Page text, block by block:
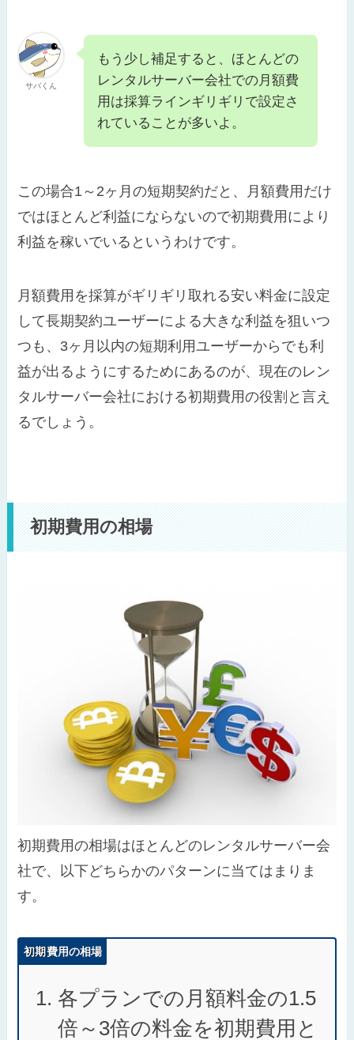
サバくん
もう少し補足すると、ほとんどの
レンタルサーバー会社での月額費
用は採算ラインギリギリで設定さ
れていることが多いよ。
この場合1～2ヶ月の短期契約だと、月額費用だけ
ではほとんど利益にならないので初期費用により
利益を稼いでいるというわけです。
月額費用を採算がギリギリ取れる安い料金に設定
して長期契約ユーザーによる大きな利益を狙いつ
つも、3ヶ月以内の短期利用ユーザーからでも利
益が出るようにするためにあるのが、現在のレン
タルサーバー会社における初期費用の役割と言え
るでしょう。
初期費用の相場
初期費用の相場はほとんどのレンタルサーバー会
社で、以下どちらかのパターンに当てはまりま
す。
初期費用の相場
各プランでの月額料金の1.5
倍～3倍の料金を初期費用と